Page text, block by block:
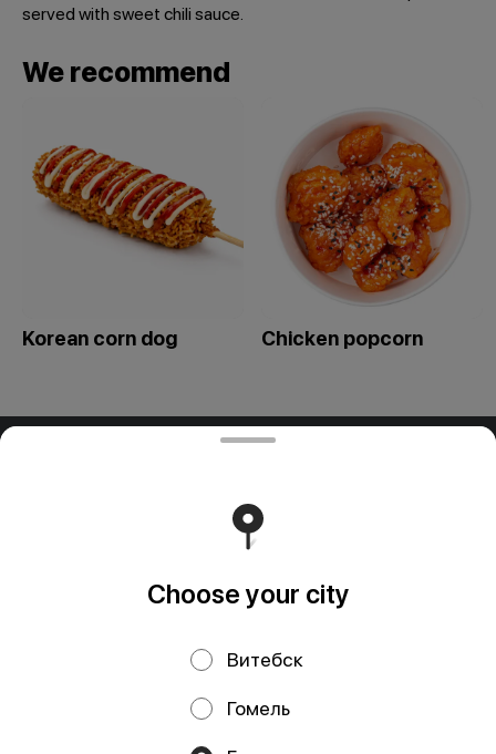
served with sweet chili sauce.
We recommend
Korean corn dog Сhicken popcorn
ООО "ПАДТАЙ-ГРУПП"
Свидетельство выдано Минским горисполкомом
03.12.2020 г. Интернет-магазин зарегистрирован в
Торговом реестре Республики Беларусь 18.01.2021г.
Файлы cookie
Choose your city
Витебск
Гомель